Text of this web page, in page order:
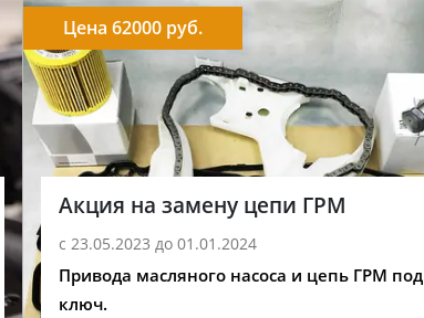
Акция на замену цепи ГРМ
с 23.05.2023 до 01.01.2024
Цена 62000 руб.
Привода масляного насоса и цепь ГРМ под
ключ.